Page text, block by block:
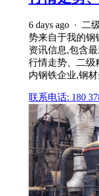
6 days ago · 二
势来自于我的钢
资讯信息,包含
行情走势、二级
内钢铁企业,钢
联系电话: 180